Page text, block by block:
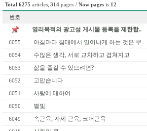
Total 6275 articles 314 pages / Now pages is 12
번호
영리목적의 광고성 게시물 등록을 제한합..
6055 아침마다 침대에서 일어나게 하는 것은 무..
6054 수많은 생각, 서로 교차하고 겹쳐지고
6053 삶을 즐길 수 있으려면?
6052 고맙습니다
6051 사랑에 대하여
6050 별빛
6049 속근육, 자세 근육, 코어근육